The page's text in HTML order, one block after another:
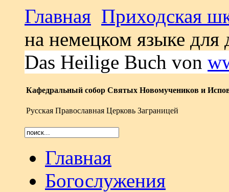
Главная Приходская
на немецком языке для
Das Heilige Buch von
Кафедральный собор Святых Новомучеников и
Русская Православная Церковь Заграницей
Главная
Богослужения